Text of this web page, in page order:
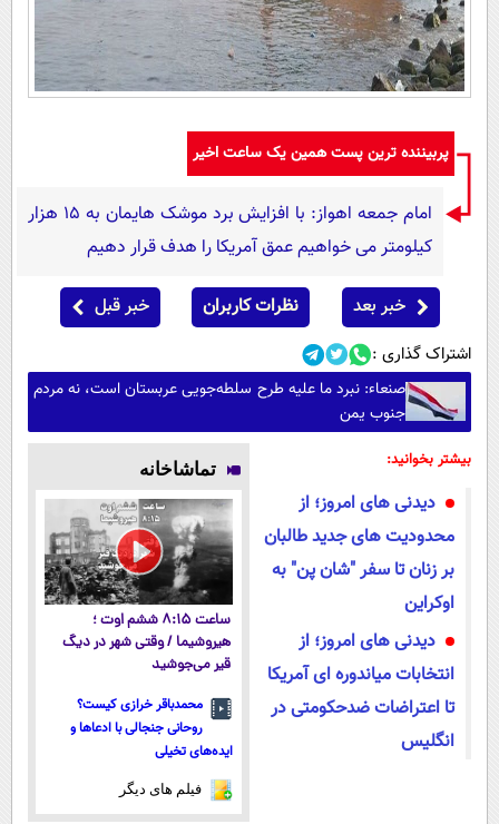
پربیننده ترین پست همین یک ساعت اخیر
امام‌ جمعه اهواز: با افزایش برد موشک هایمان به ۱۵ هزار
کیلومتر می خواهیم عمق آمریکا را هدف قرار دهیم
خبر بعد نظرات کاربران خبر قبل
اشتراک گذاری :
صنعاء: نبرد ما علیه طرح سلطه‌جویی عربستان است، نه مردم
جنوب یمن
بیشتر بخوانید:
دیدنی های امروز؛ از
محدودیت های جدید طالبان
بر زنان تا سفر "شان پن" به
اوکراین
دیدنی های امروز؛ از
انتخابات میاندوره ای آمریکا
تا اعتراضات ضدحکومتی در
انگلیس
تماشاخانه
ساعت ۸:۱۵ ششم اوت ؛
هیروشیما / وقتی شهر در دیگ
قیر می‌جوشید
محمدباقر خرازی کیست؟
روحانی جنجالی با ادعاها و
ایده‌های تخیلی
فیلم های دیگر